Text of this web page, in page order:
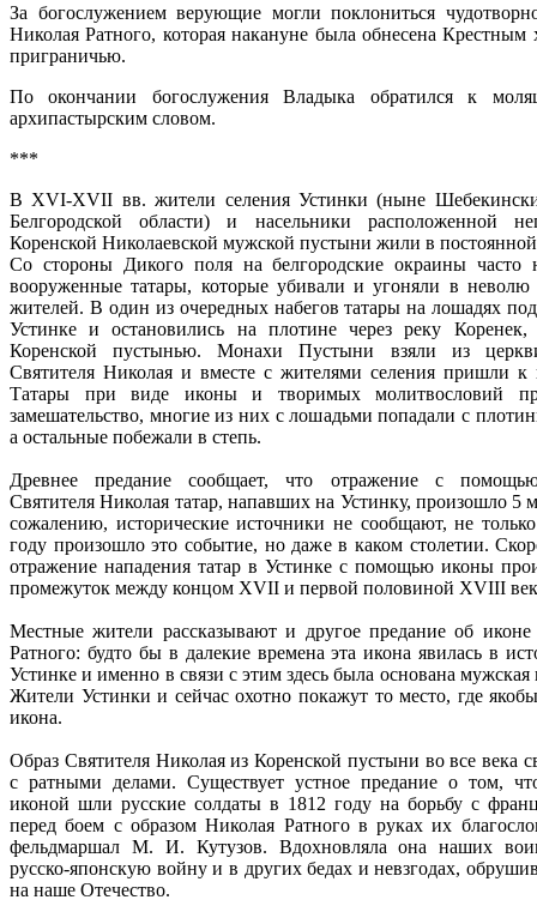
За богослужением верующие могли поклониться
Николая Ратного, которая накануне была обнесена Крестным
приграничью.
По окончании богослужения Владыка обратился к
архипастырским словом.
***
В XVI-XVII вв. жители селения Устинки (ныне
Белгородской области) и насельники расположенной
Коренской Николаевской мужской пустыни жили в постоянной
Со стороны Дикого поля на белгородские окраины часто
вооруженные татары, которые убивали и угоняли в неволю
жителей. В один из очередных набегов татары на лошадях
Устинке и остановились на плотине через реку
Коренской пустынью. Монахи Пустыни взяли из
Святителя Николая и вместе с жителями селения пришли к
Татары при виде иконы и творимых молитвословий
замешательство, многие из них с лошадьми попадали с
а остальные побежали в степь.
Древнее предание сообщает, что отражение с
Святителя Николая татар, напавших на Устинку, произошло 5
сожалению, исторические источники не сообщают, не
году произошло это событие, но даже в каком столетии.
отражение нападения татар в Устинке с помощью иконы
промежуток между концом XVII и первой половиной XVIII
Местные жители рассказывают и другое предание об иконе
Ратного: будто бы в далекие времена эта икона явилась в
Устинке и именно в связи с этим здесь была основана мужская
Жители Устинки и сейчас охотно покажут то место, где
икона.
Образ Святителя Николая из Коренской пустыни во все века
с ратными делами. Существует устное предание о том,
иконой шли русские солдаты в 1812 году на борьбу с
перед боем с образом Николая Ратного в руках их
фельдмаршал М. И. Кутузов. Вдохновляла она наших
русско-японскую войну и в других бедах и невзгодах,
на наше Отечество.